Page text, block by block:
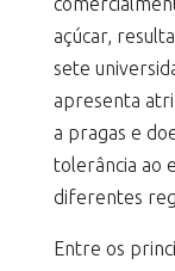
açúcar,
sete
apresenta
a pragas e
tolerância ao
diferentes
Entre os